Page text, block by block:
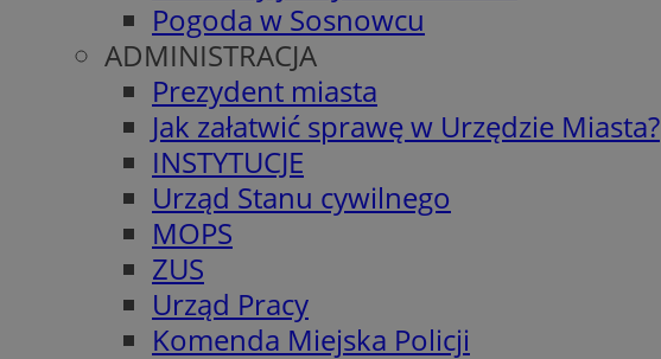
Pogoda w Sosnowcu
ADMINISTRACJA
Prezydent miasta
Jak załatwić sprawę w Urzędzie Miasta?
INSTYTUCJE
Urząd Stanu cywilnego
MOPS
ZUS
Urząd Pracy
Komenda Miejska Policji